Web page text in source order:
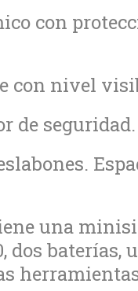
con
con nivel
de seguridad.
una
dos baterías,